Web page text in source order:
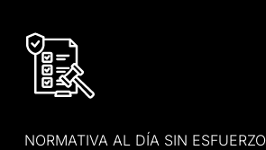
NORMATIVA AL DÍA SIN ESFUERZO